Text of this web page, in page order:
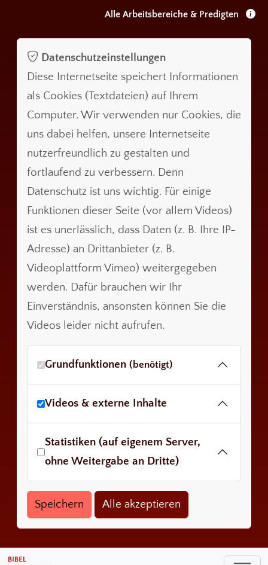
Alle Arbeitsbereiche & Predigten
Datenschutzeinstellungen
Diese Internetseite speichert Informationen
als Cookies (Textdateien) auf Ihrem
Computer. Wir verwenden nur Cookies, die
uns dabei helfen, unsere Internetseite
nutzerfreundlich zu gestalten und
fortlaufend zu verbessern. Denn
Datenschutz ist uns wichtig. Für einige
Funktionen dieser Seite (vor allem Videos)
ist es unerlässlich, dass Daten (z. B. Ihre IP-
Adresse) an Drittanbieter (z. B.
Videoplattform Vimeo) weitergegeben
werden. Dafür brauchen wir Ihr
Einverständnis, ansonsten können Sie die
Videos leider nicht aufrufen.
Grundfunktionen (benötigt)
Videos & externe Inhalte
Statistiken (auf eigenem Server,
ohne Weitergabe an Dritte)